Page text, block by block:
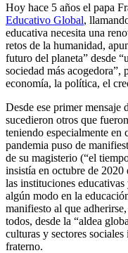
Hoy hace 5 años el papa
Educativo Global,
educativa necesita una
retos de la humanidad,
futuro del planeta” desde
sociedad más acogedora”,
economía, la política, el
Desde ese primer mensaje
sucedieron otros que
teniendo especialmente en
pandemia puso de
de su magisterio (“el
insistía en octubre de 2020
las instituciones
algún modo en la
manifiesto al que
todos, desde la “aldea
culturas y sectores
fraterno.